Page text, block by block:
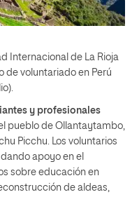
Internacional de La Rioja
de voluntariado en Perú
y profesionales
pueblo de Ollantaytambo,
Picchu. Los voluntarios
apoyo en el
sobre educación en
de aldeas,